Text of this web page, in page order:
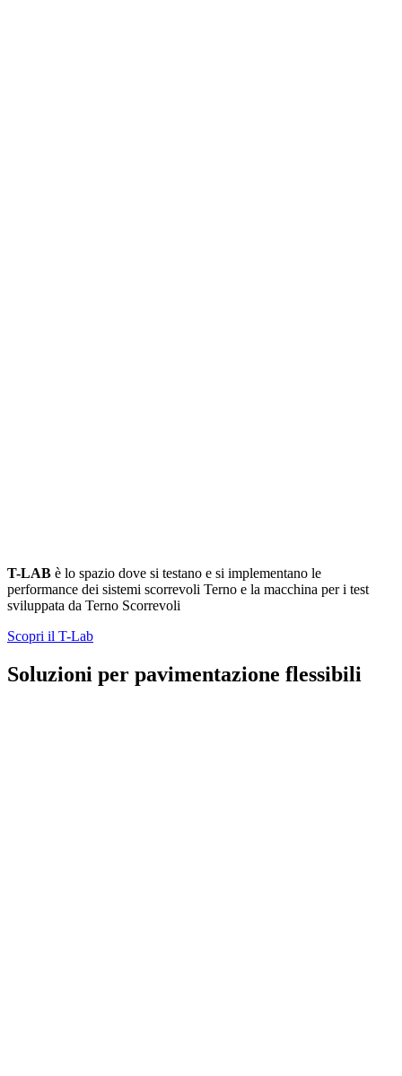
T-LAB è lo spazio dove si testano e si implementano le
performance dei sistemi scorrevoli Terno e la macchina per i test
sviluppata da Terno Scorrevoli
Scopri il T-Lab
Soluzioni per pavimentazione flessibili